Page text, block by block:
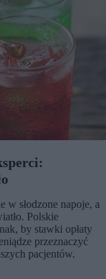
w słodzone napoje, a
Polskie
by stawki opłaty
przeznaczyć
pacjentów.